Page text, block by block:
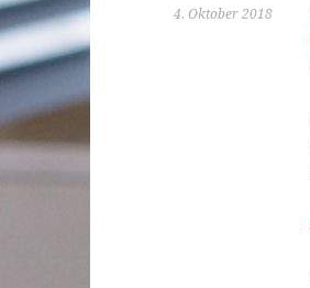
4. Oktober 2018